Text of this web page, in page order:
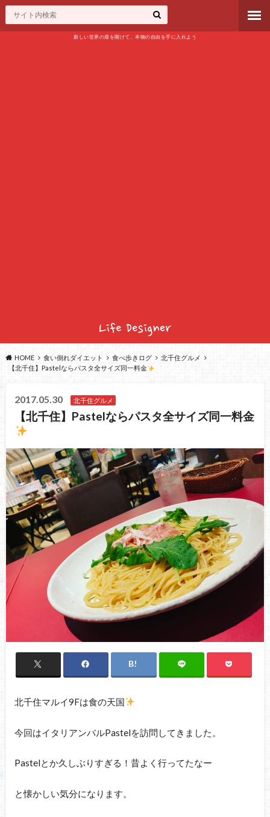
新しい世界の扉を開けて、本物の自由を手に入れよう
HOME 食い倒れダイエット 食べ歩きログ
北千住グルメ
【北千住】Pastelならパスタ全サイズ同一料金
2017.05.30 北千住グルメ
【北千住】Pastelならパスタ全サイズ同一料金
北千住マルイ9Fは食の天国
今回はイタリアンバルPastelを訪問してきました。
Pastelとか久しぶりすぎる！昔よく行ってたなー
と懐かしい気分になります。